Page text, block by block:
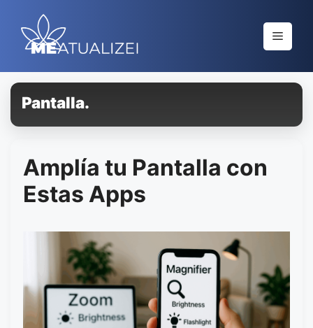
contenido
Menú
Pantalla.
Amplía tu Pantalla con
Estas Apps